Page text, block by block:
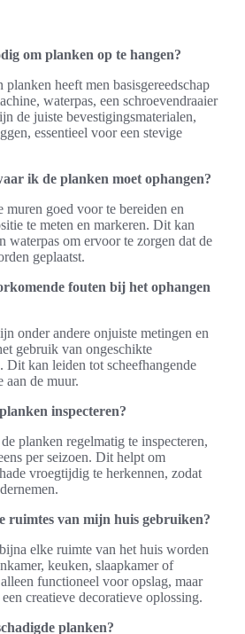
om planken op te hangen?
heeft men basisgereedschap
waterpas, een schroevendraaier
de juiste bevestigingsmaterialen,
essentieel voor een stevige
ik de planken moet ophangen?
goed voor te bereiden en
te meten en markeren. Dit kan
waterpas om ervoor te zorgen dat de
geplaatst.
fouten bij het ophangen
onder andere onjuiste metingen en
gebruik van ongeschikte
Dit kan leiden tot scheefhangende
aan de muur.
inspecteren?
planken regelmatig te inspecteren,
per seizoen. Dit helpt om
vroegtijdig te herkennen, zodat
ruimtes van mijn huis gebruiken?
elke ruimte van het huis worden
keuken, slaapkamer of
functioneel voor opslag, maar
creatieve decoratieve oplossing.
planken?